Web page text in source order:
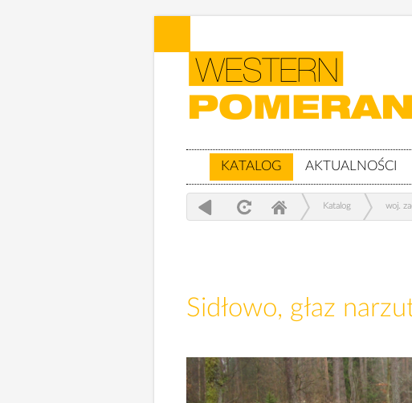
KATALOG AKTUALNOŚCI
Katalog woj.
Sidłowo, głaz